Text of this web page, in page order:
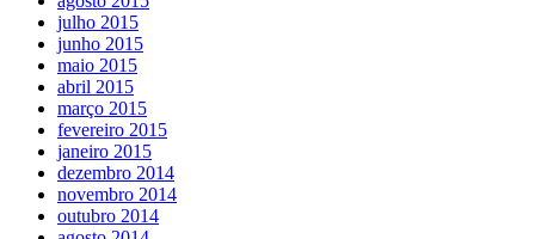
julho 2015
junho 2015
maio 2015
abril 2015
março 2015
fevereiro 2015
janeiro 2015
dezembro 2014
novembro 2014
outubro 2014